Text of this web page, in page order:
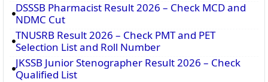
DSSSB Pharmacist Result 2026 – Check MCD and
NDMC Cut
TNUSRB Result 2026 – Check PMT and PET
Selection List and Roll Number
JKSSB Junior Stenographer Result 2026 – Check
Qualified List